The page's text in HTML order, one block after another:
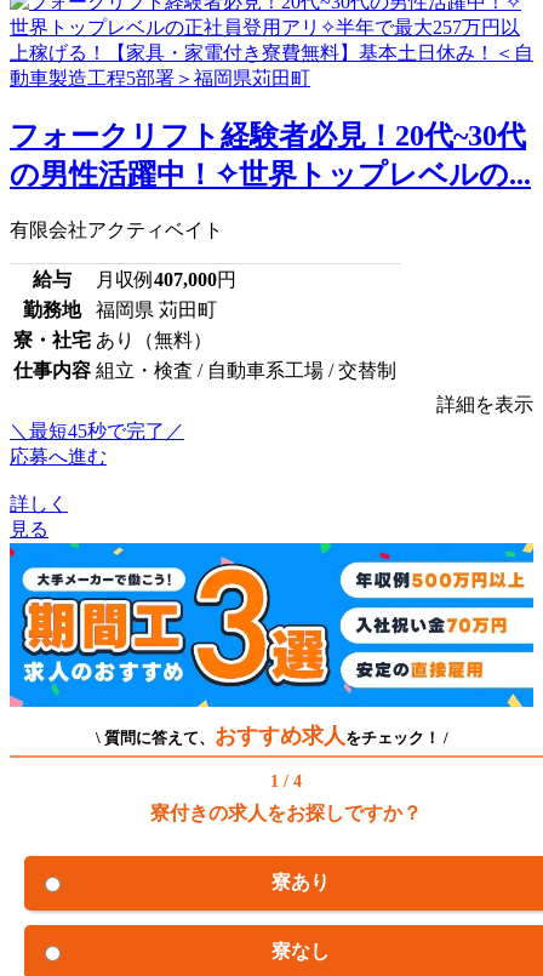
フォークリフト経験者必見！20代~30代
の男性活躍中！✧世界トップレベルの...
有限会社アクティベイト
給与 月収例 407,000円
勤務地
福岡県 苅田町
寮・社宅 あり（無料）
仕事内容 組立・検査 / 自動車系工場 / 交替制
詳細を表示
＼最短45秒で完了／
応募へ進む
詳しく
見る
\ 質問に答えて、 おすすめ求人 をチェック！ /
1 / 4
寮付きの求人をお探しですか？
寮あり
寮なし